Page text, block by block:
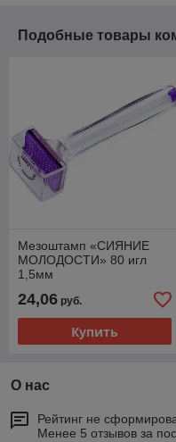
Подобные товары
Мезоштамп «СИЯНИЕ
МОЛОДОСТИ» 80 игл
1,5мм
24,06 руб.
Купить
О нас
Рейтинг не
Менее 5 отзывов за